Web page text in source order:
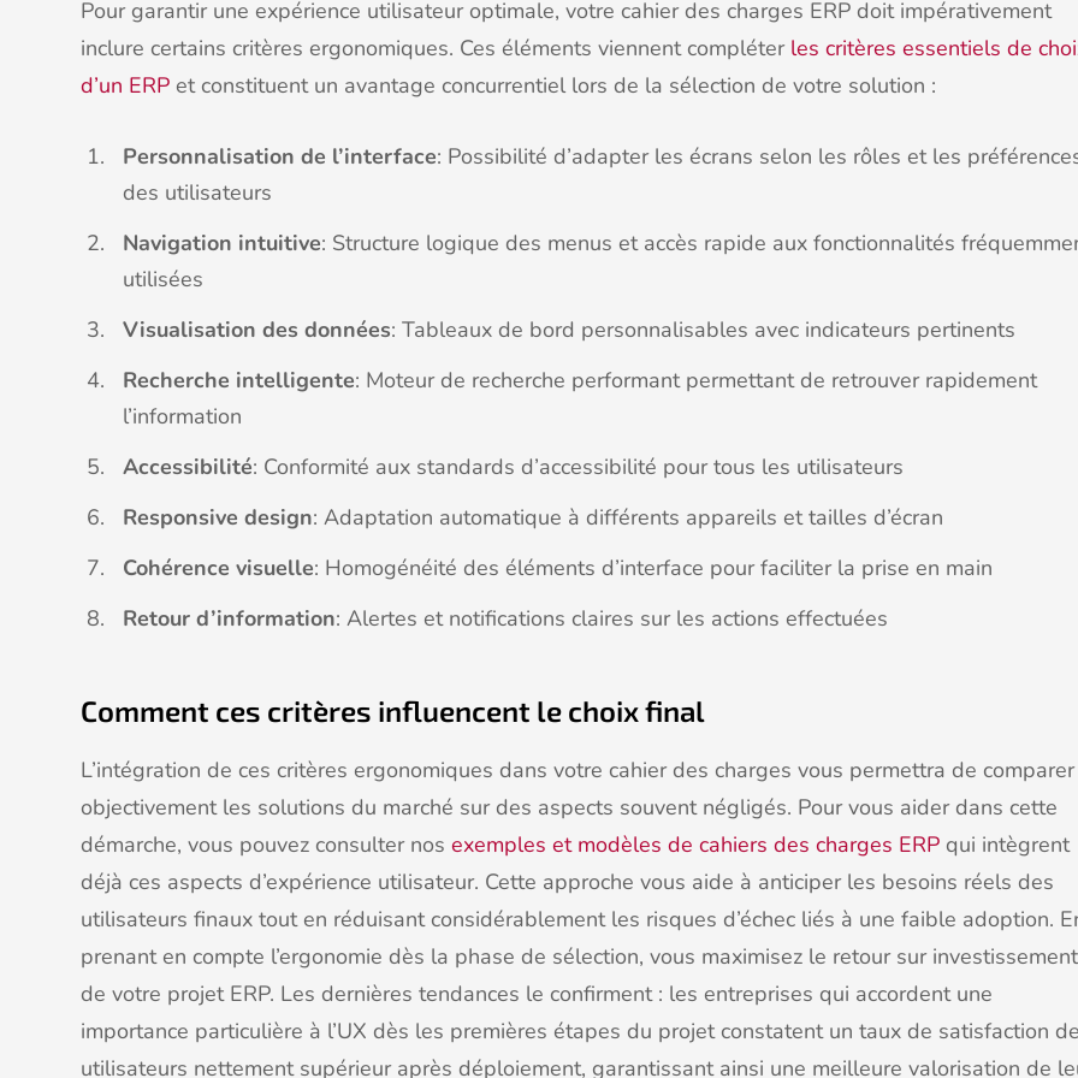
Pour garantir une expérience utilisateur optimale, votre cahier des charges ERP doit impérativement
inclure certains critères ergonomiques. Ces éléments viennent compléter les critères essentiels de
d’un ERP et constituent un avantage concurrentiel lors de la sélection de votre solution :
Personnalisation de l’interface: Possibilité d’adapter les écrans selon les rôles et les
des utilisateurs
Navigation intuitive: Structure logique des menus et accès rapide aux fonctionnalités
utilisées
Visualisation des données: Tableaux de bord personnalisables avec indicateurs pertinents
Recherche intelligente: Moteur de recherche performant permettant de retrouver rapidement
l’information
Accessibilité: Conformité aux standards d’accessibilité pour tous les utilisateurs
Responsive design: Adaptation automatique à différents appareils et tailles d’écran
Cohérence visuelle: Homogénéité des éléments d’interface pour faciliter la prise en main
Retour d’information: Alertes et notifications claires sur les actions effectuées
Comment ces critères influencent le choix final
L’intégration de ces critères ergonomiques dans votre cahier des charges vous permettra de comparer
objectivement les solutions du marché sur des aspects souvent négligés. Pour vous aider dans cette
démarche, vous pouvez consulter nos exemples et modèles de cahiers des charges ERP qui intègrent
déjà ces aspects d’expérience utilisateur. Cette approche vous aide à anticiper les besoins réels des
utilisateurs finaux tout en réduisant considérablement les risques d’échec liés à une faible adoption.
prenant en compte l’ergonomie dès la phase de sélection, vous maximisez le retour sur investissement
de votre projet ERP. Les dernières tendances le confirment : les entreprises qui accordent une
importance particulière à l’UX dès les premières étapes du projet constatent un taux de satisfaction
utilisateurs nettement supérieur après déploiement, garantissant ainsi une meilleure valorisation de